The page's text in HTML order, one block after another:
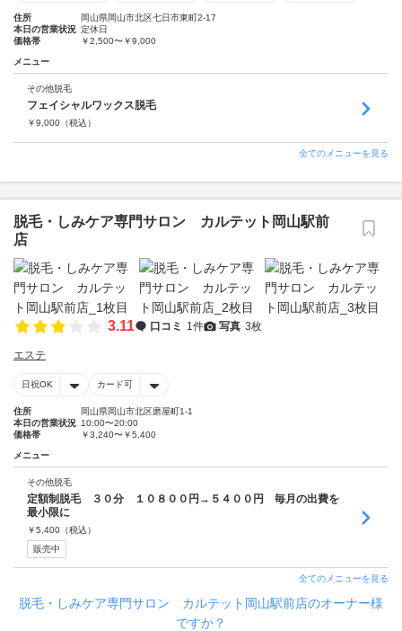
住所
岡山県岡山市北区七日市東町2-17
本日の営業状況 定休日
価格帯
￥2,500〜￥9,000
メニュー
その他脱毛
フェイシャルワックス脱毛
￥9,000 （税込）
全てのメニューを見る
脱毛・しみケア専門サロン カルテット岡山駅前
店
3.11 口コミ 1件 写真 3枚
エステ
日祝OK カード可
住所
岡山県岡山市北区磨屋町1-1
本日の営業状況 10:00〜20:00
価格帯
￥3,240〜￥5,400
メニュー
その他脱毛
定額制脱毛 ３０分 １０８００円→５４００円 毎月の出費を
最小限に
￥5,400 （税込）
販売中
全てのメニューを見る
脱毛・しみケア専門サロン カルテット岡山駅前店のオーナー様
ですか？